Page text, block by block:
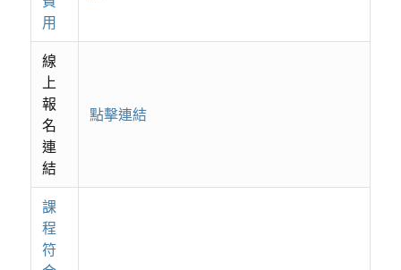
用
線
上
報
名
連
結
點擊連結
課
程
符